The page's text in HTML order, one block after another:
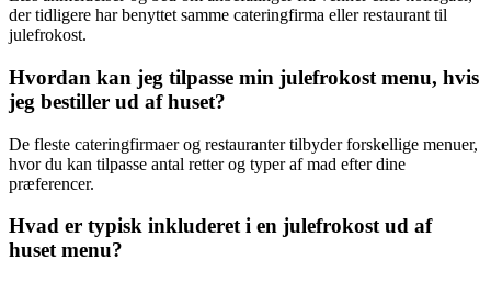
der tidligere har benyttet samme cateringfirma eller restaurant til
julefrokost.
Hvordan kan jeg tilpasse min julefrokost menu, hvis
jeg bestiller ud af huset?
De fleste cateringfirmaer og restauranter tilbyder forskellige menuer,
hvor du kan tilpasse antal retter og typer af mad efter dine
præferencer.
Hvad er typisk inkluderet i en julefrokost ud af
huset menu?